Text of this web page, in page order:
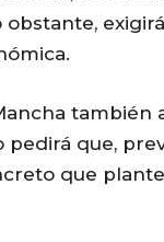
también
que,
que